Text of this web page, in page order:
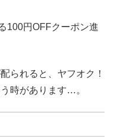
100円OFFクーポン進
られると、ヤフオク！
時があります…。